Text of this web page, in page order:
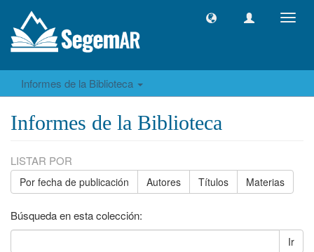
Informes de la Biblioteca
Informes de la Biblioteca
LISTAR POR
Por fecha de publicación Autores Títulos Materias
Búsqueda en esta colección:
Ir